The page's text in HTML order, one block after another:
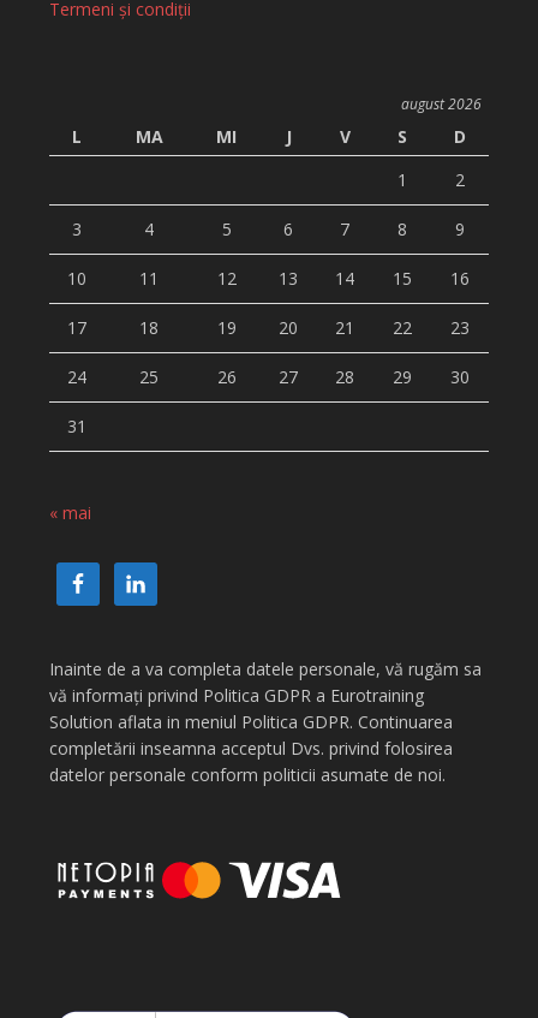
Termeni și condiții
august 2026
L MA MI J V S
D
1
2
3 4 5 6 7 8 9
10 11 12 13 14 15 16
17 18 19 20 21 22 23
24 25 26 27 28 29 30
31
« mai
Inainte de a va completa datele personale, vă rugăm sa
vă informați privind Politica GDPR a Eurotraining
Solution aflata in meniul Politica GDPR. Continuarea
completării inseamna acceptul Dvs. privind folosirea
datelor personale conform politicii asumate de noi.